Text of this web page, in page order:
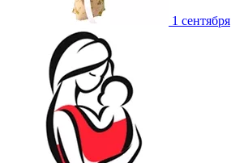
1 сентября